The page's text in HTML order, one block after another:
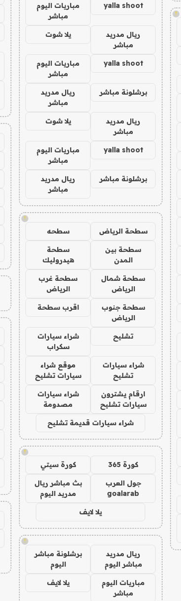
!
yalla shoot
مباريات اليوم
مباشر
ريال مدريد
مباشر
يلا شوت
yalla shoot
مباريات اليوم
مباشر
برشلونة مباشر
ريال مدريد
مباشر
ريال مدريد
مباشر
يلا شوت
yalla shoot
مباريات اليوم
مباشر
برشلونة مباشر
ريال مدريد
مباشر
!
سطحة الرياض سطحه
سطحة بين
المدن
سطحة
هيدروليك
سطحة شمال
الرياض
سطحة غرب
الرياض
سطحة جنوب
الرياض
اقرب سطحة
تشليح
شراء سيارات
سكراب
شراء سيارات
تشليح
موقع شراء
سيارات تشليح
ارقام يشترون
سيارات تشليح
شراء سيارات
مصدومة
شراء سيارات قديمة تشليح
!
كورة 365 كورة سيتي
جول العرب
goalarab
بث مباشر ريال
مدريد اليوم
يلا لايف
!
ريال مدريد
مباشر اليوم
برشلونة مباشر
اليوم
مباريات اليوم
مباشر
يلا لايف